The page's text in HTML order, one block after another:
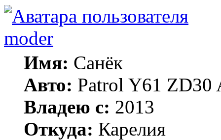
moder
Имя: Санёк
Авто: Patrol Y61 ZD30
Владею с: 2013
Откуда: Карелия